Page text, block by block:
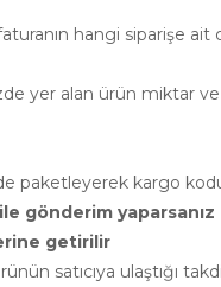
hangi siparişe
yer alan ürün miktar
paketleyerek kargo
gönderim
getirilir
satıcıya ulaştığı